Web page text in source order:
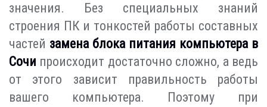
значения. Без специальных знаний
строения ПК и тонкостей работы составных
частей замена блока питания компьютера в
Сочи происходит достаточно сложно, а ведь
от этого зависит правильность работы
вашего компьютера. Поэтому при